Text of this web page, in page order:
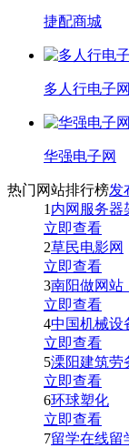
捷配商城
多人行电子网
华强电子网
热门网站排行榜发
1 内网服务器
立即查看
2草民电影网
立即查看
3南阳做网站
立即查看
4中国机械设
立即查看
5溧阳建筑劳
立即查看
6环球塑化
立即查看
7留学在线留